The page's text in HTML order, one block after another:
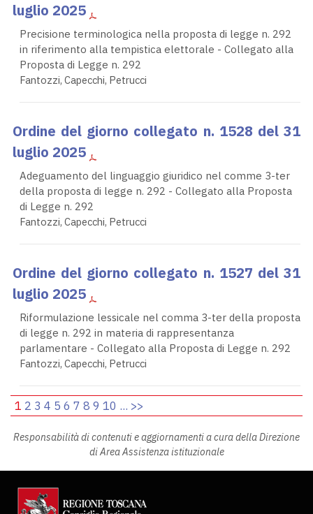
luglio 2025
Precisione terminologica nella proposta di legge n. 292
in riferimento alla tempistica elettorale - Collegato alla
Proposta di Legge n. 292
Fantozzi, Capecchi, Petrucci
Ordine del giorno collegato n. 1528 del 31
luglio 2025
Adeguamento del linguaggio giuridico nel comme 3-ter
della proposta di legge n. 292 - Collegato alla Proposta
di Legge n. 292
Fantozzi, Capecchi, Petrucci
Ordine del giorno collegato n. 1527 del 31
luglio 2025
Riformulazione lessicale nel comma 3-ter della proposta
di legge n. 292 in materia di rappresentanza
parlamentare - Collegato alla Proposta di Legge n. 292
Fantozzi, Capecchi, Petrucci
1 2 3 4 5 6 7 8 9 10 ... >>
Responsabilità di contenuti e aggiornamenti a cura della Direzione
di Area Assistenza istituzionale